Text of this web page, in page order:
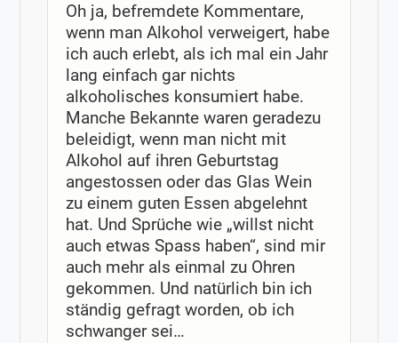
Oh ja, befremdete Kommentare,
wenn man Alkohol verweigert, habe
ich auch erlebt, als ich mal ein Jahr
lang einfach gar nichts
alkoholisches konsumiert habe.
Manche Bekannte waren geradezu
beleidigt, wenn man nicht mit
Alkohol auf ihren Geburtstag
angestossen oder das Glas Wein
zu einem guten Essen abgelehnt
hat. Und Sprüche wie „willst nicht
auch etwas Spass haben“, sind mir
auch mehr als einmal zu Ohren
gekommen. Und natürlich bin ich
ständig gefragt worden, ob ich
schwanger sei…